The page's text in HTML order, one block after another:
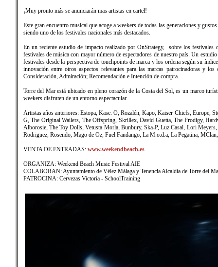
¡Muy pronto más se anunciarán mas artistas en cartel!
Este gran encuentro musical que acoge a weekers de todas las generaciones y
siendo uno de los festivales nacionales más destacados.
En un reciente estudio de impacto realizado por OnStrategy, sobre los
festivales de música con mayor número de espectadores de nuestro país. Un
festivales desde la perspectiva de touchpoints de marca y los ordena según su
innovación entre otros aspectos relevantes para las marcas patrocinadoras y
Consideración, Admiración; Recomendación e Intención de compra.
Torre del Mar está ubicado en pleno corazón de la Costa del Sol, es un marco
weekers disfruten de un entorno espectacular.
Artistas años anteriores: Estopa, Kase. O, Rozalén, Kapo, Kaiser Chiefs,
G, The Original Wailers, The Offspring, Skrillex, David Guetta, The Prodigy,
Alborosie, The Toy Dolls, Vetusta Morla, Bunbury, Ska-P, Luz Casal, Lori
Rodriguez, Rosendo, Mago de Oz, Fuel Fandango, La M.o.d.a, La Pegatina,
VENTA DE ENTRADAS: www.weekendbeach.es
ORGANIZA: Weekend Beach Music Festival AIE
COLABORAN: Ayuntamiento de Vélez Málaga y Tenencia Alcaldía de Torre del
PATROCINA: Cervezas Victoria - SchoolTraining